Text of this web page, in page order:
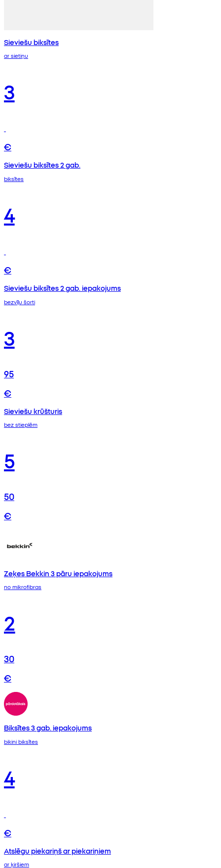
Sieviešu biksītes
ar sietiņu
3
€
Sieviešu biksītes 2 gab.
biksītes
4
€
Sieviešu biksītes 2 gab. iepakojums
bezvīļu šorti
3
95
€
Sieviešu krūšturis
bez stieplēm
5
50
€
Zeķes Bekkin 3 pāru iepakojums
no mikrofibras
2
30
€
Biksītes 3 gab. iepakojums
bikini biksītes
4
€
Atslēgu piekariņš ar piekariņiem
ar ķiršiem